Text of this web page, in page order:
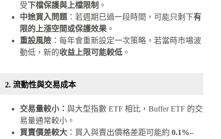
受下檔保護與上檔限制 。
中途買入問題 ：若週期已過一段時間，可能只剩下有
限的上漲空間或保護效果 。
重設風險 ：每年會重新設定一次策略，若當時市場波
動低，新的收益上限可能較低 。
2. 流動性與交易成本
交易量較小： 與大型指數 ETF 相比，Buffer ETF 的交
易量通常較小。
買賣價差較大 ：買入與賣出價格差距可能約 0.1%–